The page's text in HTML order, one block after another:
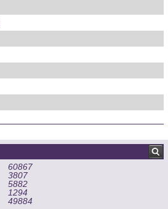
60867
3807
5882
1294
49884